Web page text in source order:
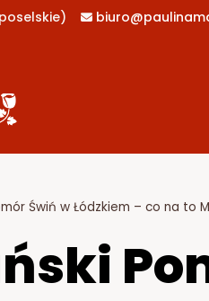

Świń w Łódzkiem – co na to